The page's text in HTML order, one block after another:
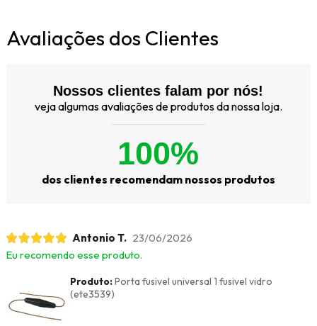
Avaliações dos Clientes
Nossos clientes falam por nós!
veja algumas avaliações de produtos da nossa loja.
100%
dos clientes recomendam nossos produtos
Antonio T. 23/06/2026
Eu recomendo esse produto.
Produto:Porta fusivel universal 1 fusivel vidro
(ete3539)